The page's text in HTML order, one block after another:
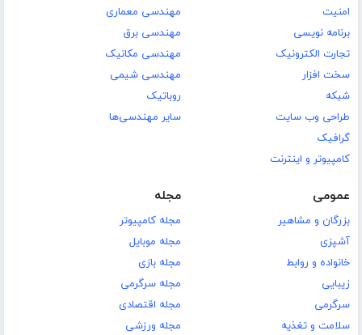
امنیت
برنامه نویسی
تجارت الکترونیک
سخت افزار
شبکه
طراحی وب سایت
گرافیک
کامپیوتر و اینترنت
مهندسی معماری
مهندسی برق
مهندسی مکانیک
مهندسی شیمی
روباتیک
سایر مهندسی‌ها
عمومی
بزرگان و مشاهیر
آشپزی
خانواده و روابط
زیبایی
سرگرمی
سلامت و تغذیه
مجله
مجله کامپیوتر
مجله موبایل
مجله بازی
مجله سرگرمی
مجله اقتصادی
مجله ورزشی